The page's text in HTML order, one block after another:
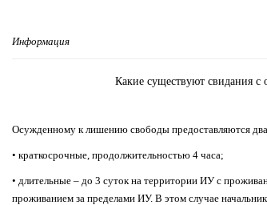
Информация
Какие существуют свидания
Осужденному к лишению свободы предоставляются
• краткосрочные, продолжительностью 4 часа;
• длительные – до 3 суток на территории ИУ с
проживанием за пределами ИУ. В этом случае